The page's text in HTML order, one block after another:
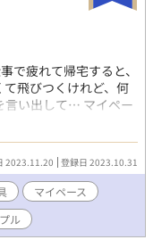
疲れて帰宅すると、
飛びつくけれど、何
言い出して… マイペー
受けが浮気を疑い嫉
やで縛ったりするシー
記できません) 受けが
手な方はご注意くださ
正が大好き。好き
暴走 嫉妬深い 無愛
せていただきました。
少し二人を書きたかっ
2023.11.20 登録日 2023.10.31
マイペース
ル